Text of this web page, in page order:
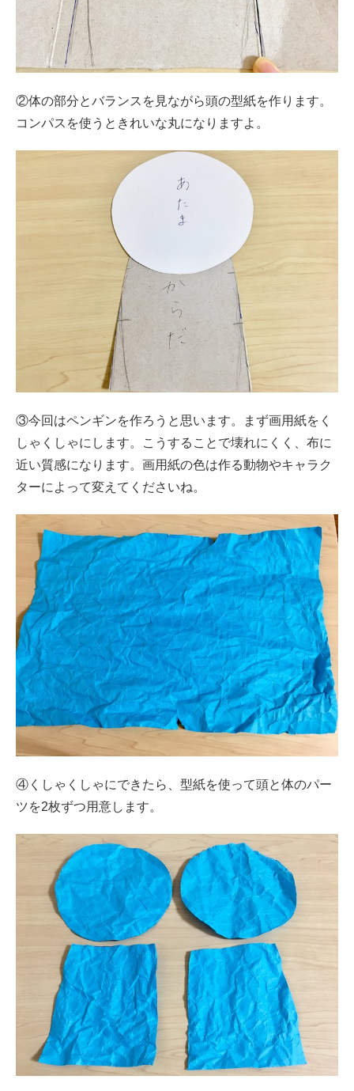
②体の部分とバランスを見ながら頭の型紙を作ります。
コンパスを使うときれいな丸になりますよ。
③今回はペンギンを作ろうと思います。まず画用紙をく
しゃくしゃにします。こうすることで壊れにくく、布に
近い質感になります。画用紙の色は作る動物やキャラク
ターによって変えてくださいね。
④くしゃくしゃにできたら、型紙を使って頭と体のパー
ツを2枚ずつ用意します。